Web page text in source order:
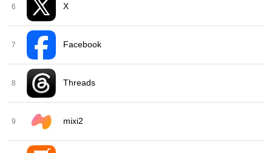
6 X
7 Facebook
8 Threads
9 mixi2